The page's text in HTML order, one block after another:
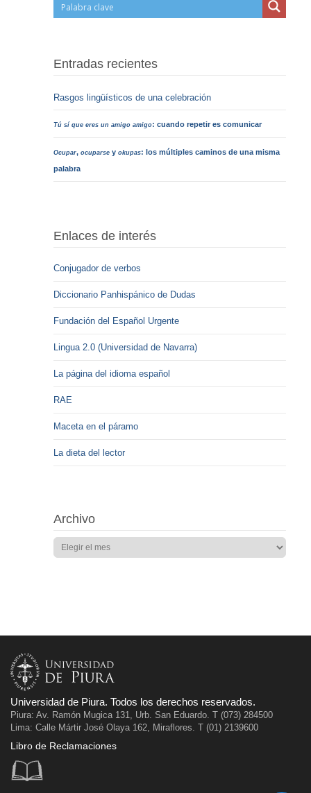
Entradas recientes
Rasgos lingüísticos de una celebración
Tú sí que eres un amigo amigo: cuando repetir es comunicar
Ocupar,ocuparse yokupas: los múltiples caminos de una misma
palabra
Enlaces de interés
Conjugador de verbos
Diccionario Panhispánico de Dudas
Fundación del Español Urgente
Lingua 2.0 (Universidad de Navarra)
La página del idioma español
RAE
Maceta en el páramo
La dieta del lector
Archivo
Universidad de Piura. Todos los derechos reservados.
Piura: Av. Ramón Mugica 131, Urb. San Eduardo. T (073) 284500
Lima: Calle Mártir José Olaya 162, Miraflores. T (01) 2139600
Libro de Reclamaciones